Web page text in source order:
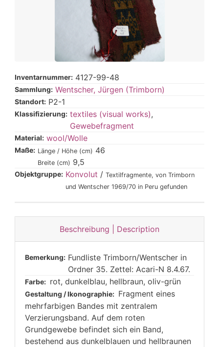
Inventarnummer: 4127-99-48
Sammlung: Wentscher, Jürgen (Trimborn)
Standort: P2-1
Klassifizierung: textiles (visual works),
Gewebefragment
Material: wool/Wolle
Maße: Länge / Höhe (cm) 46
Breite (cm) 9,5
Objektgruppe: Konvolut / Textilfragmente, von Trimborn
und Wentscher 1969/70 in Peru gefunden
Beschreibung | Description
Bemerkung: Fundliste Trimborn/Wentscher in
Ordner 35. Zettel: Acari-N 8.4.67.
Farbe: rot, dunkelblau, hellbraun, oliv-grün
Gestaltung / Ikonographie: Fragment eines
mehrfarbigen Bandes mit zentralem
Verzierungsband. Auf dem roten
Grundgewebe befindet sich ein Band,
bestehend aus dunkelblauen und hellbraunen